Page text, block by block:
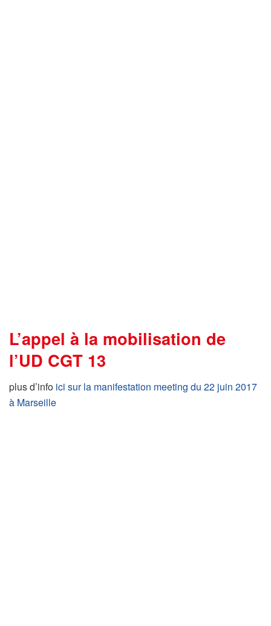
L’appel à la mobilisation de
l’UD CGT 13
plus d’info ici sur la manifestation meeting du 22 juin 2017
à Marseille